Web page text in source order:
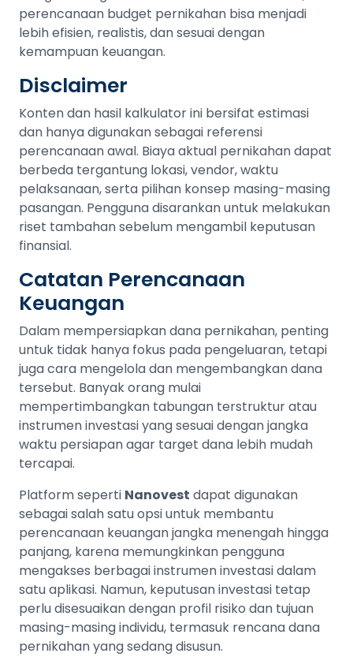
perencanaan budget pernikahan bisa menjadi
lebih efisien, realistis, dan sesuai dengan
kemampuan keuangan.
Disclaimer
Konten dan hasil kalkulator ini bersifat estimasi
dan hanya digunakan sebagai referensi
perencanaan awal. Biaya aktual pernikahan dapat
berbeda tergantung lokasi, vendor, waktu
pelaksanaan, serta pilihan konsep masing-masing
pasangan. Pengguna disarankan untuk melakukan
riset tambahan sebelum mengambil keputusan
finansial.
Catatan Perencanaan
Keuangan
Dalam mempersiapkan dana pernikahan, penting
untuk tidak hanya fokus pada pengeluaran, tetapi
juga cara mengelola dan mengembangkan dana
tersebut. Banyak orang mulai
mempertimbangkan tabungan terstruktur atau
instrumen investasi yang sesuai dengan jangka
waktu persiapan agar target dana lebih mudah
tercapai.
Platform seperti Nanovest dapat digunakan
sebagai salah satu opsi untuk membantu
perencanaan keuangan jangka menengah hingga
panjang, karena memungkinkan pengguna
mengakses berbagai instrumen investasi dalam
satu aplikasi. Namun, keputusan investasi tetap
perlu disesuaikan dengan profil risiko dan tujuan
masing-masing individu, termasuk rencana dana
pernikahan yang sedang disusun.